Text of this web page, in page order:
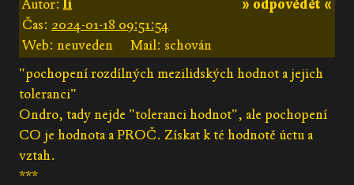
» odpovědět «
Autor:li
Čas: 2024-01-18 09:51:54
Web: neuveden
Mail: schován
"pochopení rozdílných mezilidských hodnot a jejich
toleranci"
Ondro, tady nejde "toleranci hodnot", ale pochopení
CO je hodnota a PROČ. Získat k té hodnotě úctu a
vztah.
***